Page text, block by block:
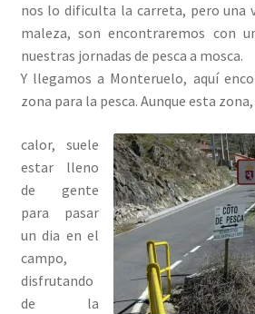
nos lo dificulta la carreta, pero una
maleza, son encontraremos con
nuestras jornadas de pesca a mosca.
Y llegamos a Monteruelo, aquí
zona para la pesca. Aunque esta
calor, suele
estar lleno
de gente
para pasar
un dia en el
campo,
disfrutando
de la